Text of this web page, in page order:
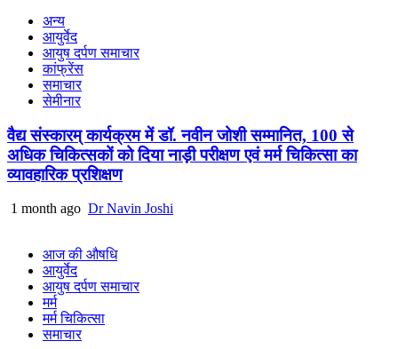
अन्य
आयुर्वेद
आयुष दर्पण समाचार
कांफ्रेंस
समाचार
सेमीनार
वैद्य संस्कारम् कार्यक्रम में डॉ. नवीन जोशी सम्मानित, 100 से
अधिक चिकित्सकों को दिया नाड़ी परीक्षण एवं मर्म चिकित्सा का
व्यावहारिक प्रशिक्षण
1 month ago Dr Navin Joshi
आज की औषधि
आयुर्वेद
आयुष दर्पण समाचार
मर्म
मर्म चिकित्सा
समाचार